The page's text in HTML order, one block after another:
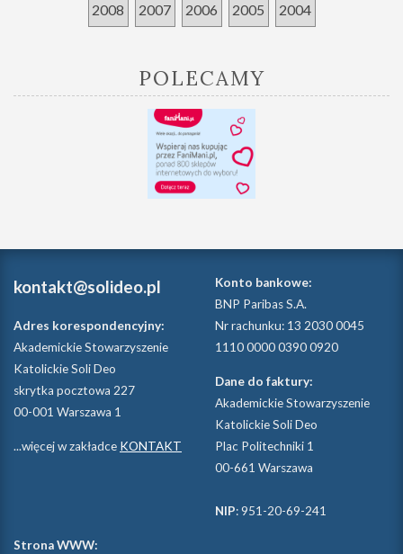
2008 2007 2006 2005 2004
POLECAMY
kontakt@solideo.pl
Adres korespondencyjny:
Akademickie Stowarzyszenie
Katolickie Soli Deo
skrytka pocztowa 227
00-001 Warszawa 1
...więcej w zakładce KONTAKT
Konto bankowe:
BNP Paribas S.A.
Nr rachunku: 13 2030 0045
1110 0000 0390 0920
Dane do faktury:
Akademickie Stowarzyszenie
Katolickie Soli Deo
Plac Politechniki 1
00-661 Warszawa
NIP: 951-20-69-241
Strona WWW: